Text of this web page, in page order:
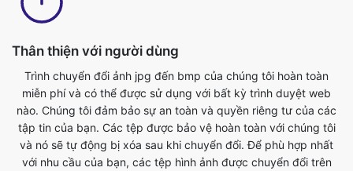
Trình chuyển đổi ảnh jpg đến bmp của chúng tôi hoàn toàn
miễn phí và có thể được sử dụng với bất kỳ trình duyệt web
nào. Chúng tôi đảm bảo sự an toàn và quyền riêng tư của các
tập tin của bạn. Các tệp được bảo vệ hoàn toàn với chúng tôi
và nó sẽ tự động bị xóa sau khi chuyển đổi. Để phù hợp nhất
với nhu cầu của bạn, các tệp hình ảnh được chuyển đổi trên
các máy chủ mạnh mẽ, nhanh hơn hầu hết các máy tính cá
nhân. Bộ chuyển đổi jpg đến bmp cuối cùng này hoàn toàn
miễn phí để sử dụng. Bất cứ ai có điện thoại, máy tính bảng,
máy tính xách tay hoặc pc đều có thể truy cập công cụ này và